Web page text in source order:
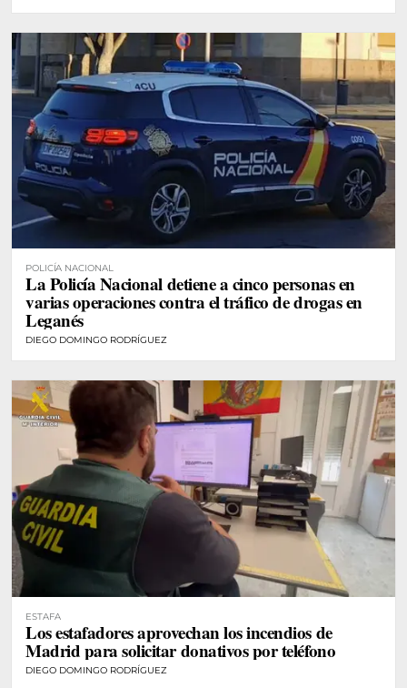
POLICÍA NACIONAL
La Policía Nacional detiene a cinco personas en
varias operaciones contra el tráfico de drogas en
Leganés
DIEGO DOMINGO RODRÍGUEZ
ESTAFA
Los estafadores aprovechan los incendios de
Madrid para solicitar donativos por teléfono
DIEGO DOMINGO RODRÍGUEZ